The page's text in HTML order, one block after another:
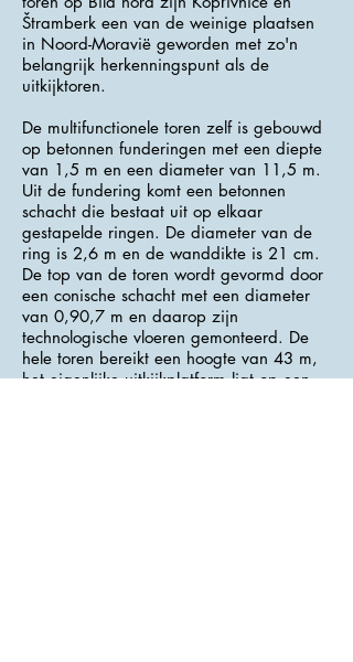
Štramberk een van de weinige plaatsen
in Noord-Moravië geworden met zo'n
belangrijk herkenningspunt als de
uitkijktoren.
De multifunctionele toren zelf is gebouwd
op betonnen funderingen met een diepte
van 1,5 m en een diameter van 11,5 m.
Uit de fundering komt een betonnen
schacht die bestaat uit op elkaar
gestapelde ringen. De diameter van de
ring is 2,6 m en de wanddikte is 21 cm.
De top van de toren wordt gevormd door
een conische schacht met een diameter
van 0,90,7 m en daarop zijn
technologische vloeren gemonteerd. De
hele toren bereikt een hoogte van 43 m,
het eigenlijke uitkijkplatform ligt op een